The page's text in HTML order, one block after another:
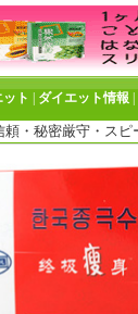
ト ダイエット情報
密厳守・スピード